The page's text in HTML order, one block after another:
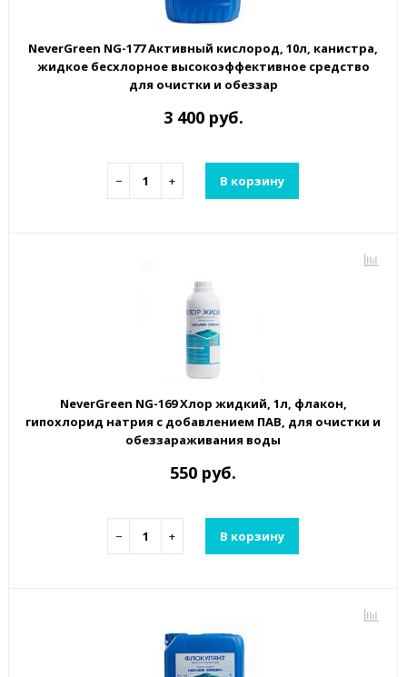
NeverGreen NG-177 Активный кислород, 10л, канистра,
жидкое бесхлорное высокоэффективное средство
для очистки и обеззар
3 400 руб.
− + В корзину
NeverGreen NG-169 Хлор жидкий, 1л, флакон,
гипохлорид натрия с добавлением ПАВ, для очистки и
обеззараживания воды
550 руб.
− + В корзину